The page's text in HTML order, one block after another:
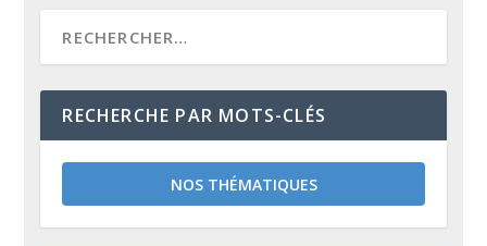
RECHERCHE PAR MOTS-CLÉS
NOS THÉMATIQUES